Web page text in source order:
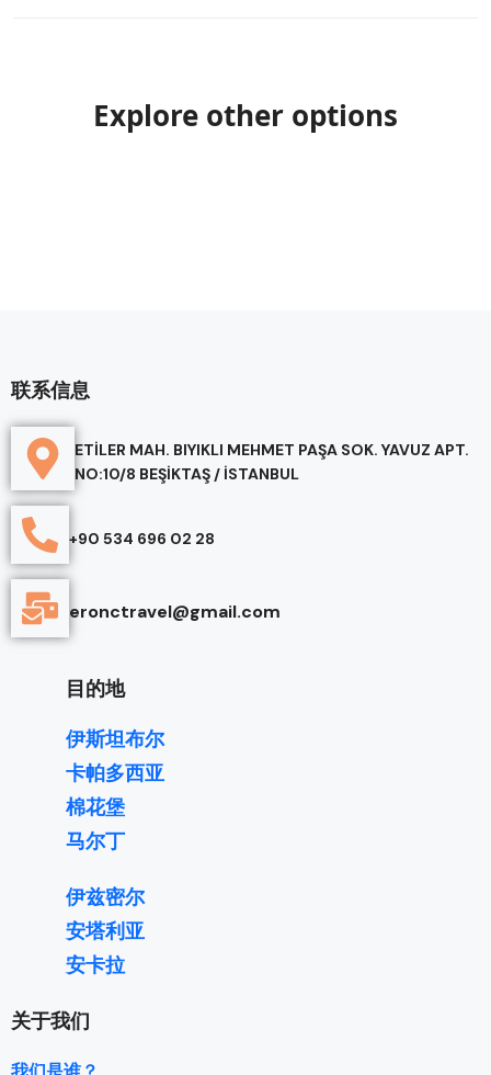
Explore other options
联系信息
ETİLER MAH. BIYIKLI MEHMET PAŞA SOK. YAVUZ APT.
NO:10/8 BEŞİKTAŞ / İSTANBUL
+90 534 696 02 28
eronctravel@gmail.com
目的地
伊斯坦布尔
卡帕多西亚
棉花堡
马尔丁
伊兹密尔
安塔利亚
安卡拉
关于我们